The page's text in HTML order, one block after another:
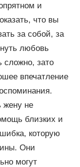
и
что вы
за собой, за
любовь
сложно, зато
впечатление
жену не
близких и
которую
Они
могут